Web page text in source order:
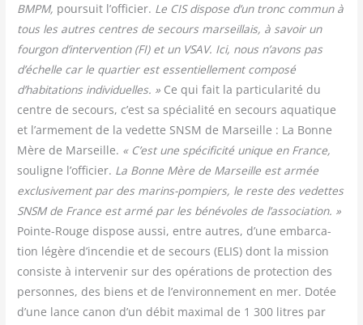
BMPM, pour­suit l’officier. Le CIS dis­pose d’un tronc com­mun à
tous les autres centres de secours mar­seillais, à savoir un
four­gon d’intervention (FI) et un VSAV. Ici, nous n’avons pas
d’échelle car le quar­tier est essen­tiel­le­ment com­po­sé
d’habitations indi­vi­duelles. » Ce qui fait la par­ti­cu­la­ri­té du
centre de secours, c’est sa spé­cia­li­té en secours aqua­tique
et l’armement de la vedette SNSM de Mar­seille : La Bonne
Mère de Mar­seille. « C’est une spé­ci­fi­ci­té unique en France,
sou­ligne l’officier. La Bonne Mère de Mar­seille est armée
exclu­si­ve­ment par des marins-pom­piers, le reste des vedettes
SNSM de France est armé par les béné­voles de l’association. »
Pointe-Rouge dis­pose aus­si, entre autres, d’une embar­ca­
tion légère d’incendie et de secours (ELIS) dont la mis­sion
consiste à inter­ve­nir sur des opé­ra­tions de pro­tec­tion des
per­sonnes, des biens et de l’environnement en mer. Dotée
d’une lance canon d’un débit maxi­mal de 1 300 litres par